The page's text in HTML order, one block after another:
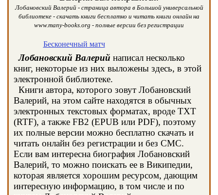
Лобановский Валерий - страница автора в Большой универсальной
библиотеке - скачать книги бесплатно и читать книги онлайн на
www.many-books.org - полные версии без регистрации
Бесконечный матч
Лобановский Валерий написал несколько
книг, некоторые из них выложены здесь, в этой
электронной библиотеке.
Книги автора, которого зовут Лобановский
Валерий, на этом сайте находятся в обычных
электронных текстовых форматах, вроде TXT
(RTF), а также FB2 (EPUB или PDF), поэтому
их полные версии можно бесплатно скачать и
читать онлайн без регистрации и без СМС.
Если вам интересна биография Лобановский
Валерий, то можно поискать ее в Википедии,
которая является хорошим ресурсом, дающим
интересную информацию, в том числе и по